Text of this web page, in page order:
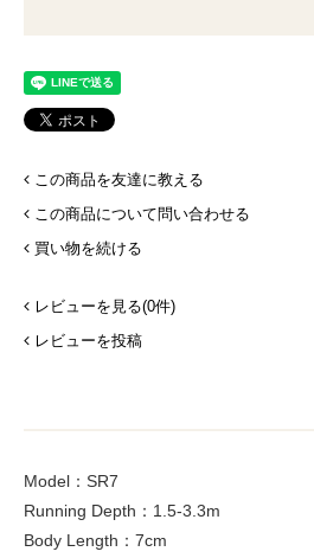
この商品を友達に教える
この商品について問い合わせる
買い物を続ける
レビューを見る(0件)
レビューを投稿
Model：SR7
Running Depth：1.5-3.3m
Body Length：7cm